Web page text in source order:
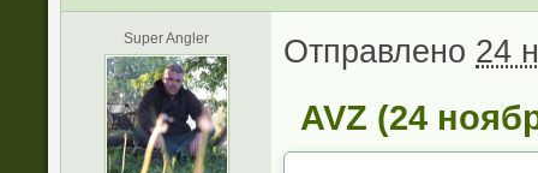
Super Angler Отправлено 24
AVZ (24